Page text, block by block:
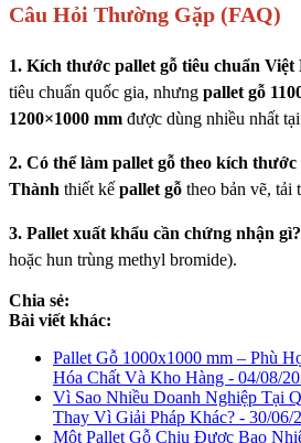
Câu Hỏi Thường Gặp (FAQ)
1. Kích thước pallet gỗ tiêu chuẩn Việt
tiêu chuẩn quốc gia, nhưng pallet gỗ
1200×1000 mm được dùng nhiều nhất tại
2. Có thể làm pallet gỗ theo kích
Thành thiết kế pallet gỗ theo bản vẽ, tải
3. Pallet xuất khẩu cần chứng nhận gì?
hoặc hun trùng methyl bromide).
Chia sẻ:
Bài viết khác:
Pallet Gỗ 1000x1000 mm – Phù
Hóa Chất Và Kho Hàng - 04/08/
Vì Sao Nhiều Doanh Nghiệp Tại
Thay Vì Giải Pháp Khác? - 30/06/
Một Pallet Gỗ Chịu Được Bao